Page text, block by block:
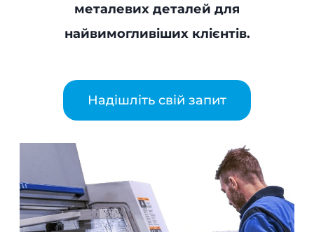
металевих деталей для
найвимогливіших клієнтів.
Надішліть свій запит